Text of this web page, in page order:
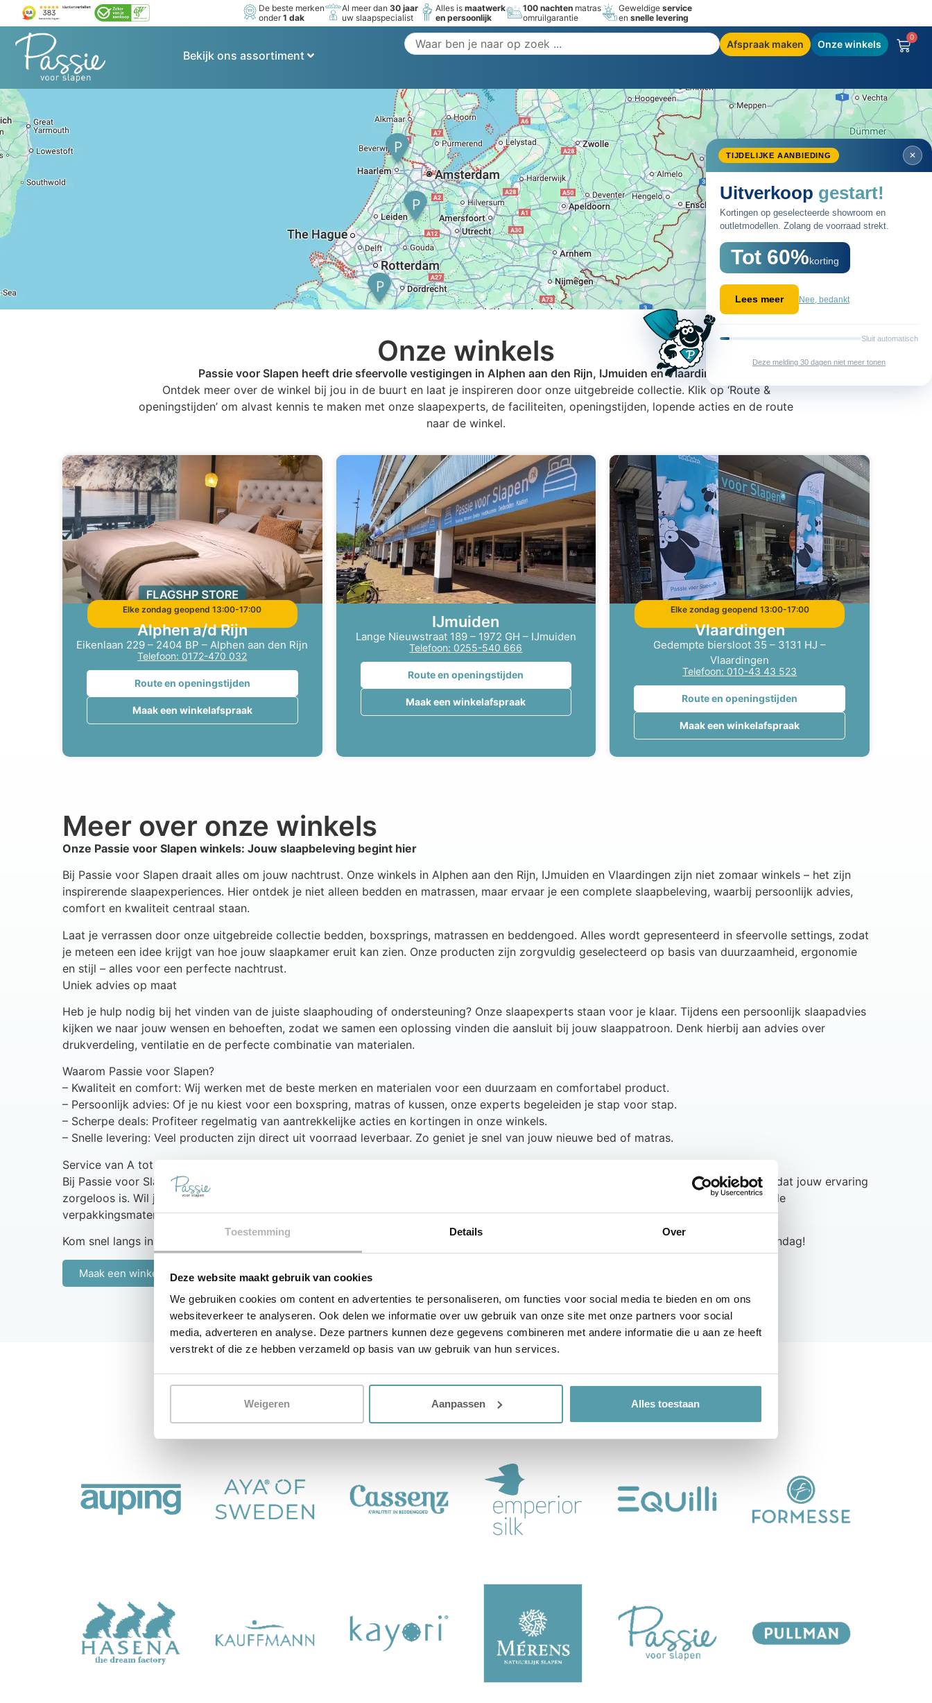
Toestemming Details Over
Deze website maakt gebruik van cookies
We gebruiken cookies om content en advertenties te personaliseren, om functies voor social media te bieden en om ons
websiteverkeer te analyseren. Ook delen we informatie over uw gebruik van onze site met onze partners voor social
media, adverteren en analyse. Deze partners kunnen deze gegevens combineren met andere informatie die u aan ze heeft
verstrekt of die ze hebben verzameld op basis van uw gebruik van hun services.
Weigeren Aanpassen Alles toestaan
De beste merken
onder1 dak
Al meer dan30 jaar
uw slaapspecialist
Alles ismaatwerk
en persoonlijk
100 nachten matras
omruilgarantie
Geweldigeservice
ensnelle levering
Bekijk ons assortiment
Afspraak maken Onze winkels
0
Onze winkels
Passie voor Slapen heeft drie sfeervolle vestigingen in Alphen aan den Rijn, IJmuiden en Vlaardingen.
Ontdek meer over de winkel bij jou in de buurt en laat je inspireren door onze uitgebreide collectie. Klik op ‘Route &
openingstijden’ om alvast kennis te maken met onze slaapexperts, de faciliteiten, openingstijden, lopende acties en de route
naar de winkel.
Elke zondag geopend 13:00-17:00
Alphen a/d Rijn
Eikenlaan 229 – 2404 BP – Alphen aan den Rijn
Telefoon: 0172-470 032
Route en openingstijden
Maak een winkelafspraak
IJmuiden
Lange Nieuwstraat 189 – 1972 GH – IJmuiden
Telefoon: 0255-540 666
Route en openingstijden
Maak een winkelafspraak
Elke zondag geopend 13:00-17:00
Vlaardingen
Gedempte biersloot 35 – 3131 HJ –
Vlaardingen
Telefoon: 010-43 43 523
Route en openingstijden
Maak een winkelafspraak
Meer over onze winkels
Onze Passie voor Slapen winkels: Jouw slaapbeleving begint hier
Bij Passie voor Slapen draait alles om jouw nachtrust. Onze winkels in Alphen aan den Rijn, IJmuiden en Vlaardingen zijn niet zomaar winkels – het zijn
inspirerende slaapexperiences. Hier ontdek je niet alleen bedden en matrassen, maar ervaar je een complete slaapbeleving, waarbij persoonlijk advies,
comfort en kwaliteit centraal staan.
Laat je verrassen door onze uitgebreide collectie bedden, boxsprings, matrassen en beddengoed. Alles wordt gepresenteerd in sfeervolle settings, zodat
je meteen een idee krijgt van hoe jouw slaapkamer eruit kan zien. Onze producten zijn zorgvuldig geselecteerd op basis van duurzaamheid, ergonomie
en stijl – alles voor een perfecte nachtrust.
Uniek advies op maat
Heb je hulp nodig bij het vinden van de juiste slaaphouding of ondersteuning? Onze slaapexperts staan voor je klaar. Tijdens een persoonlijk slaapadvies
kijken we naar jouw wensen en behoeften, zodat we samen een oplossing vinden die aansluit bij jouw slaappatroon. Denk hierbij aan advies over
drukverdeling, ventilatie en de perfecte combinatie van materialen.
Waarom Passie voor Slapen?
– Kwaliteit en comfort: Wij werken met de beste merken en materialen voor een duurzaam en comfortabel product.
– Persoonlijk advies: Of je nu kiest voor een boxspring, matras of kussen, onze experts begeleiden je stap voor stap.
– Scherpe deals: Profiteer regelmatig van aantrekkelijke acties en kortingen in onze winkels.
– Snelle levering: Veel producten zijn direct uit voorraad leverbaar. Zo geniet je snel van jouw nieuwe bed of matras.
Service van A tot Z
Bij Passie voor Slapen gaat onze service verder. Van bezorging en montage tot het recyclen van jouw oude matras – wij zorgen ervoor dat jouw ervaring
zorgeloos is. Wil je meteen genieten van jouw nieuwe aankoop? Onze bezorgers plaatsen jouw bed direct op de juiste plek en nemen alle
verpakkingsmaterialen weer mee terug.
Kom snel langs in één van onze winkels en ontdek zelf hoe wij van jouw nachtrust onze passie maken. Je bent altijd welkom, ook op zondag!
Maak een winkelafspraak
Alleen debeste merken